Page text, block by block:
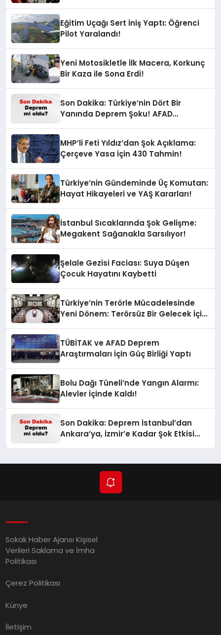
Eğitim Uçağı Sert İniş Yaptı: Öğrenci
Pilot Yaralandı!
Yeni Motosikletle İlk Macera, Korkunç
Bir Kaza ile Sona Erdi!
Son Dakika: Türkiye’nin Dört Bir
Yanında Deprem Şoku! AFAD
MHP’li Feti Yıldız’dan Şok Açıklama:
Çerçeve Yasa İçin 430 Tahmin!
Türkiye’nin Gündeminde Üç Komutan:
Hayat Hikayeleri ve YAŞ Kararları!
İstanbul Sıcaklarında Şok Gelişme:
Megakent Sağanakla Sarsılıyor!
Şelale Gezisi Faciası: Suya Düşen
Çocuk Hayatını Kaybetti
Türkiye’nin Terörle Mücadelesinde
Yeni Dönem: Terörsüz Bir Gelecek İçin
TÜBİTAK ve AFAD Deprem
Araştırmaları İçin Güç Birliği Yaptı
Bolu Dağı Tüneli’nde Yangın Alarmı:
Alevler İçinde Kaldı!
Son Dakika: Deprem İstanbul’dan
Ankara’ya, İzmir’e Kadar Şok Etkisi
Sokak Haber Ajansı Kişisel
Verileri Saklama ve İmha
Politikası
Çerez Politikası
Künye
İletişim